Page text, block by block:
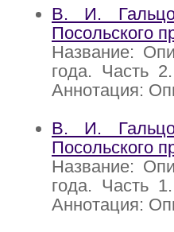
В. И.
Посольского
Название:
года. Часть
Аннотация:
В. И.
Посольского
Название:
года. Часть
Аннотация: